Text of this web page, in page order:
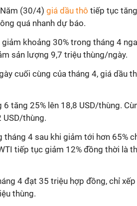
(30/4) giá dầu thô tiếp tục
quá nhanh dự báo.
khoảng 30% trong tháng 4
sản lượng 9,7 triệu thùng/ngày.
cuối cùng của tháng 4, giá dầu
tăng 25% lên 18,8 USD/thùng.
USD/thùng.
tháng 4 sau khi giảm tới hơn 65%
tiếp tục giảm 12% đồng thời là
4 đạt 35 triệu hợp đồng, chỉ
thùng.